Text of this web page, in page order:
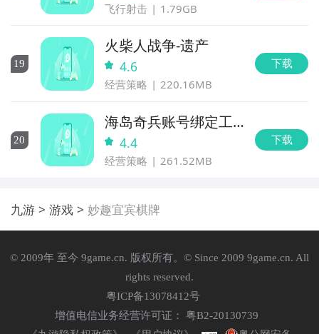
飞行射击 1.79GB
19
火柴人战争-遗产
4.6
经营策略 220.16MB
下载
20
海岛奇兵账号绑定工
具 4.4
经营策略 261.52MB
下载
九游 游戏 妙趣宜宾棋牌
© 2009年 至今 9game.cn. 版权所有。© Since 2009 9game.cn. All
rights reserved.
粤ICP备13078412号
增值电信业务经营许可证： 粤B2-20130739